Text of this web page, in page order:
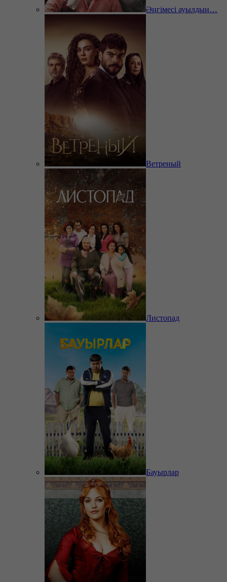
Әңгімесі ауылдың…
Ветреный
Листопад
Бауырлар